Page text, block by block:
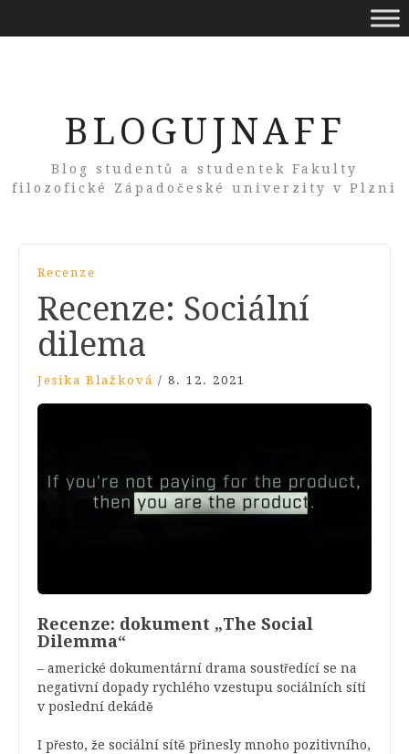
BLOGUJNAFF
Blog studentů a studentek Fakulty
filozofické Západočeské univerzity v Plzni
Recenze
Recenze: Sociální
dilema
Jesika Blažková / 8. 12. 2021
Recenze: dokument „The Social
Dilemma“
– americké dokumentární drama soustředící se na
negativní dopady rychlého vzestupu sociálních sítí
v poslední dekádě
I přesto, že sociální sítě přinesly mnoho pozitivního,